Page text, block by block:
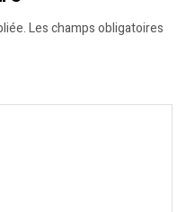
Les champs obligatoires